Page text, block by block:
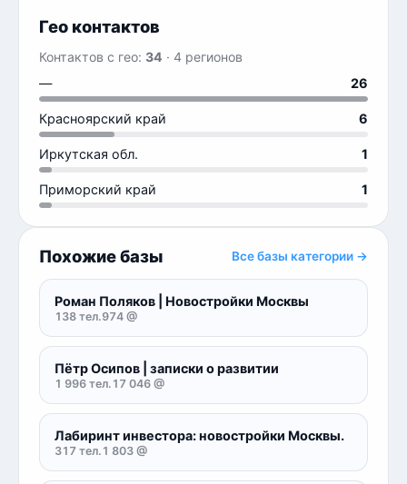
Гео контактов
Контактов с гео: 34 · 4 регионов
—
26
Красноярский край 6
Иркутская обл. 1
Приморский край 1
Похожие базы Все базы категории →
Роман Поляков | Новостройки Москвы
138 тел.974 @
Пётр Осипов | записки о развитии
1 996 тел. 17 046 @
Лабиринт инвестора: новостройки Москвы.
317 тел. 1 803 @